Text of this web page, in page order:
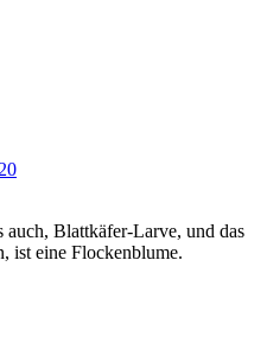
auch, Blattkäfer-Larve, und das
ist eine Flockenblume.